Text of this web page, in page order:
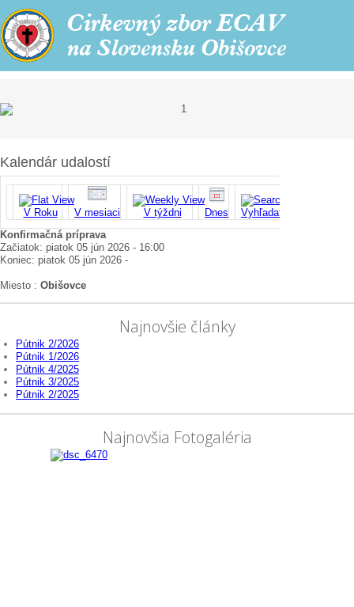
Kalendár udalostí
V Roku V mesiaci V týždni Dnes
Vyhľadať
Konfirmačná príprava
Začiatok: piatok 05 jún 2026 - 16:00
Koniec: piatok 05 jún 2026 -
Miesto : Obišovce
Najnovšie články
Pútnik 2/2026
Pútnik 1/2026
Pútnik 4/2025
Pútnik 3/2025
Pútnik 2/2025
Najnovšia Fotogaléria